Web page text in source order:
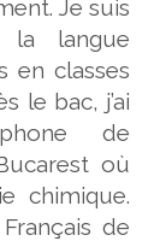
Je suis
la langue
en classes
le bac, j’ai
de
où
chimique.
de